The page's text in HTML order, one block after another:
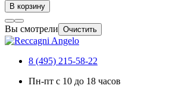
В корзину
Вы смотрели Очистить
8 (495) 215-58-22
Пн-пт с 10 до 18 часов